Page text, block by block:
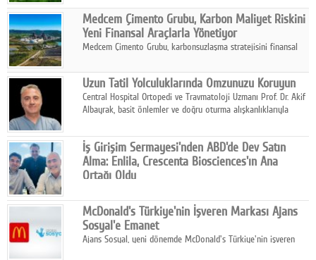
sahipliğinde gerçekleştirilecek.
Medcem Çimento Grubu, Karbon Maliyet Riskini
Yeni Finansal Araçlarla Yönetiyor
Medcem Çimento Grubu, karbonsuzlaşma stratejisini finansal
Uzun Tatil Yolculuklarında Omzunuzu Koruyun
Central Hospital Ortopedi ve Travmatoloji Uzmanı Prof. Dr. Akif
Albayrak, basit önlemler ve doğru oturma alışkanlıklarıyla
İş Girişim Sermayesi'nden ABD'de Dev Satın
Alma: Enlila, Crescenta Biosciences'ın Ana
Ortağı Oldu
stratejisini uluslararası ölçeğe taşıyan satın alma hamlesini
tamamladı.
McDonald's Türkiye'nin İşveren Markası Ajans
Sosyal'e Emanet
Ajans Sosyal, yeni dönemde McDonald's Türkiye'nin işveren